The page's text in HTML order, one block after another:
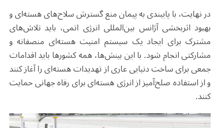
در نهایت، با پایبندی به پیمان منع گسترش سلاح‌های هسته‌ای و
بهبود اثربخشی آژانس بین‌المللی انرژی اتمی، باید تلاش‌های
مشترک برای ایجاد یک سیستم امنیت هسته‌ای منصفانه و
مشارکتی انجام شود. با این بینش‌ها، همه کشورها باید اقدامات
جمعی برای ساخت دنیایی عاری از تهدیدات هسته‌ای را آغاز کنند
و از استفاده صلح‌آمیز از انرژی هسته‌ای برای رفاه جهانی حمایت
کنند.